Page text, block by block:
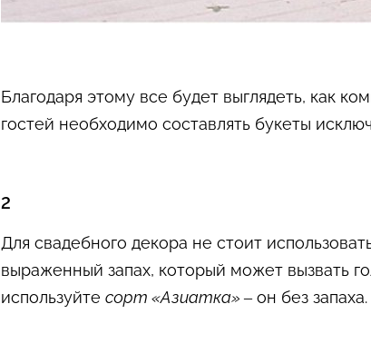
Благодаря этому все будет выглядеть, как
гостей необходимо составлять букеты
2
Для свадебного декора не стоит
выраженный запах, который может вызвать
используйте сорт «Азиатка»– он без запаха.